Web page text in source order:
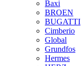
Baxi
BROEN
BUGATTI
Cimberio
Global
Grundfos
Hermes